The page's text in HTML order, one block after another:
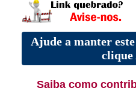
Ajude a manter
Saiba como